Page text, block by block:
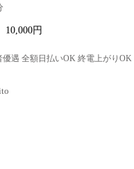
10,000円
遇 全額日払いOK 終電上がり